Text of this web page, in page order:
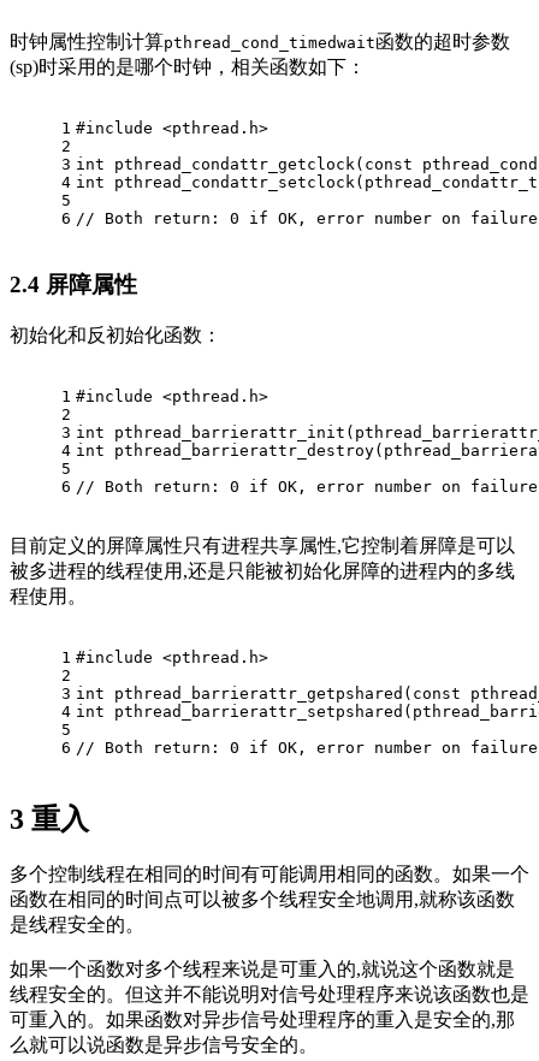
时钟属性控制计算pthread_cond_timedwait函数的超时参数
(sp)时采用的是哪个时钟，相关函数如下：
1
2
3
4
5
6
#include <pthread.h>
int
pthread_condattr_getclock( const
int
pthread_condattr_setclock( pthread_condattr_t
// Both return: 0 if OK, error number on failure
2.4 屏障属性
初始化和反初始化函数：
1
2
3
4
5
6
#include <pthread.h>
int
pthread_barrierattr_init (
int
pthread_barrierattr_destroy(
// Both return: 0 if OK, error number on failure
目前定义的屏障属性只有进程共享属性,它控制着屏障是可以
被多进程的线程使用,还是只能被初始化屏障的进程内的多线
程使用。
1
2
3
4
5
6
#include <pthread.h>
int
pthread_barrierattr_getpshared ( const
int
pthread_barrierattr_setpshared (
// Both return: 0 if OK, error number on failure
3 重入
多个控制线程在相同的时间有可能调用相同的函数。如果一个
函数在相同的时间点可以被多个线程安全地调用,就称该函数
是线程安全的。
如果一个函数对多个线程来说是可重入的,就说这个函数就是
线程安全的。但这并不能说明对信号处理程序来说该函数也是
可重入的。如果函数对异步信号处理程序的重入是安全的,那
么就可以说函数是异步信号安全的。